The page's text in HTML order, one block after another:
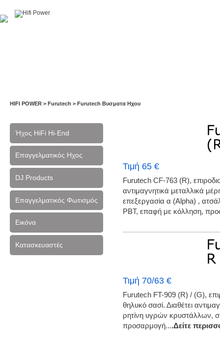
HIFI POWER > Furutech > Furutech Βυσματα Ηχου
Ήχος HiFi Hi-End
Επαγγελματικός Ηχος
DJ Products
Επαγγελματικός Φωτισμός
Εικόνα
Κατασκευαστές
Τιμή 65 €
Furutech CF-763 (R),
αντιμαγνητικά μεταλλικά
επεξεργασία α (Alpha) ,
PBT, επαφή με κόλληση,
Τιμή 70/63 €
Furutech FT-909 (R) / (G),
θηλυκό σασί. Διαθέτει
ρητίνη υγρών κρυστάλλων,
προσαρμογή....Δείτε